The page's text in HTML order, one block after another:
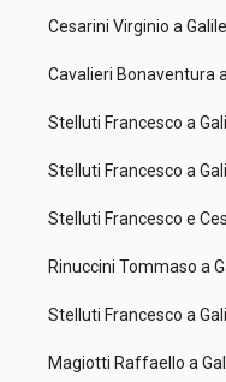
Cesarini Virginio a
Cavalieri Bonaventura
Stelluti Francesco a
Stelluti Francesco a
Stelluti Francesco e
Rinuccini Tommaso a
Stelluti Francesco a
Magiotti Raffaello a